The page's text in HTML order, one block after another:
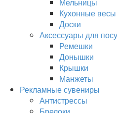
Кухонные весы
Доски
Аксессуары для
Ремешки
Донышки
Крышки
Манжеты
Рекламные сувениры
Антистрессы